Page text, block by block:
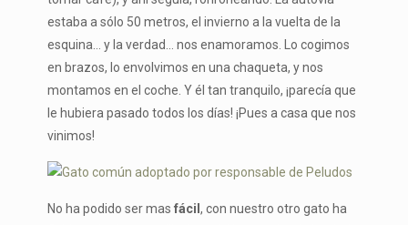
estaba a sólo 50 metros, el invierno a la vuelta de la
esquina… y la verdad… nos enamoramos. Lo cogimos
en brazos, lo envolvimos en una chaqueta, y nos
montamos en el coche. Y él tan tranquilo, ¡parecía que
le hubiera pasado todos los días! ¡Pues a casa que nos
vinimos!
No ha podido ser mas fácil , con nuestro otro gato ha